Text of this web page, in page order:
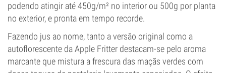
podendo atingir até 450g/m² no interior ou 500g por planta
no exterior, e pronta em tempo recorde.
Fazendo jus ao nome, tanto a versão original como a
autoflorescente da Apple Fritter destacam-se pelo aroma
marcante que mistura a frescura das maçãs verdes com